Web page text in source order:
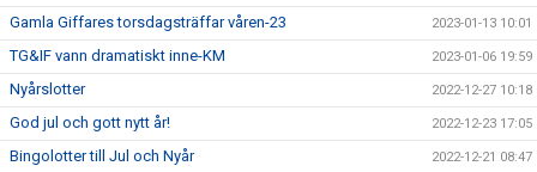
Gamla Giffares torsdagsträffar våren-23 2023-01-13 10:01
TG&IF vann dramatiskt inne-KM 2023-01-06 19:59
Nyårslotter 2022-12-27 10:18
God jul och gott nytt år! 2022-12-23 17:05
Bingolotter till Jul och Nyår 2022-12-21 08:47